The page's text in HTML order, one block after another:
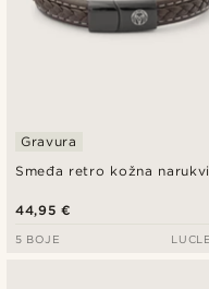
Smeđa retro kožna
Gravura
44,95 €
5 BOJE